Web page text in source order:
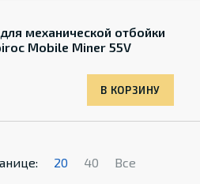
механической отбойки
Mobile Miner 55V
В КОРЗИНУ
20 40 Все